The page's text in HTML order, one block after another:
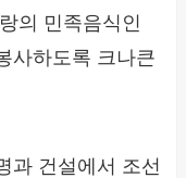
의 민족음식인
사하도록 크나큰
과 건설에서 조선